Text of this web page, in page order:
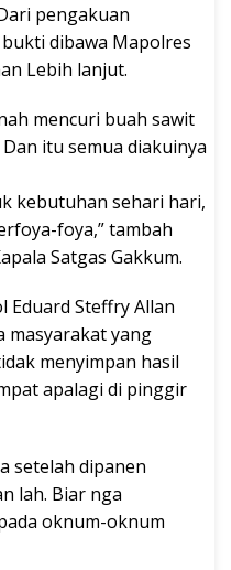
pengakuan
dibawa Mapolres
Lebih lanjut.
mencuri buah sawit
itu semua diakuinya
kebutuhan sehari hari,
foya,” tambah
Satgas Gakkum.
Eduard Steffry Allan
masyarakat yang
menyimpan hasil
apalagi di pinggir
setelah dipanen
lah. Biar nga
oknum-oknum